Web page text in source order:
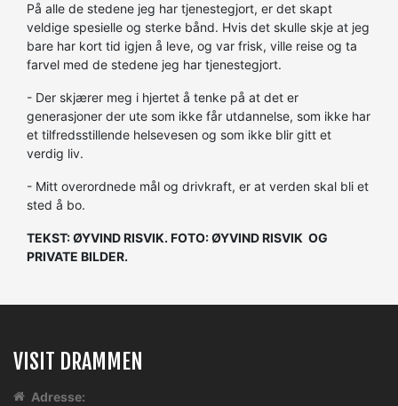
På alle de stedene jeg har tjenestegjort, er det skapt
veldige spesielle og sterke bånd. Hvis det skulle skje at jeg
bare har kort tid igjen å leve, og var frisk, ville reise og ta
farvel med de stedene jeg har tjenestegjort.
- Der skjærer meg i hjertet å tenke på at det er
generasjoner der ute som ikke får utdannelse, som ikke har
et tilfredsstillende helsevesen og som ikke blir gitt et
verdig liv.
- Mitt overordnede mål og drivkraft, er at verden skal bli et
sted å bo.
TEKST: ØYVIND RISVIK. FOTO: ØYVIND RISVIK OG
PRIVATE BILDER.
VISIT DRAMMEN
Adresse: